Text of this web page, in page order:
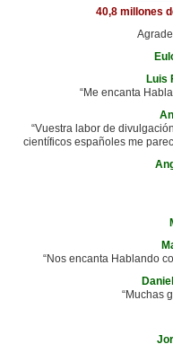
40,8 millones
Luis
“Me encanta
“Vuestra labor de
científicos españoles me
“Nos encanta Hablando
“Muchas